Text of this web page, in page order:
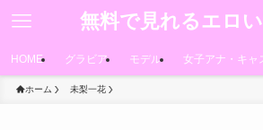
無料で見れるエロ
HOME グラビア モデル 女子アナ・キャ
ホーム 未梨一花